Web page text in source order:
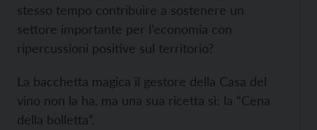
stesso tempo contribuire a sostenere un
settore importante per l’economia con
ripercussioni positive sul territorio?
La bacchetta magica il gestore della Casa del
vino non la ha, ma una sua ricetta sì: la “Cena
della bolletta”.